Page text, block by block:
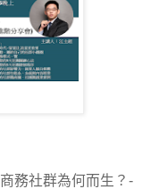
商務社群為何而生？-